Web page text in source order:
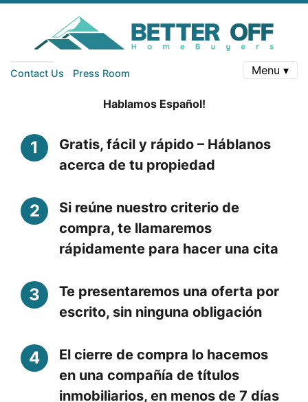
Contact Us Press Room Menu ▾
Hablamos Español!
Gratis, fácil y rápido – Háblanos
acerca de tu propiedad
Si reúne nuestro criterio de
compra, te llamaremos
rápidamente para hacer una cita
Te presentaremos una oferta por
escrito, sin ninguna obligación
El cierre de compra lo hacemos
en una compañía de títulos
inmobiliarios, en menos de 7 días